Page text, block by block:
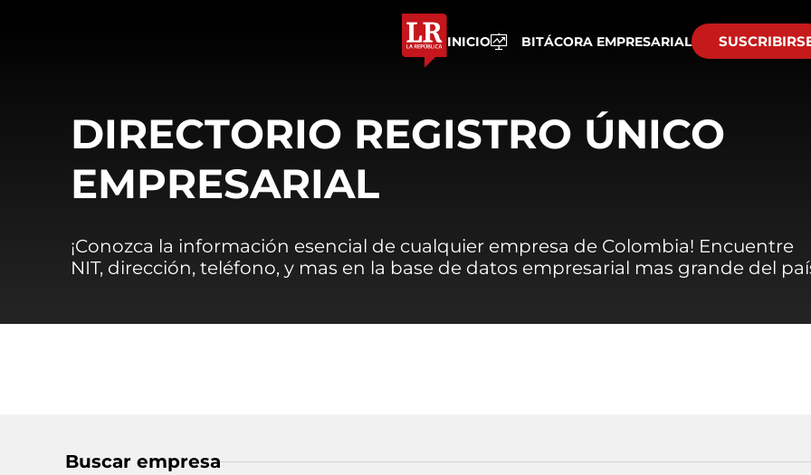
INICIO BITÁCORA EMPRESARIAL
DIRECTORIO REGISTRO ÚNICO
EMPRESARIAL
¡Conozca la información esencial de cualquier empresa de Colombia! Encuentre
NIT, dirección, teléfono, y mas en la base de datos empresarial mas grande del
Buscar empresa